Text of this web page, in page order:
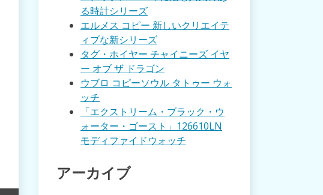
る時計シリーズ
エルメス コピー 新しいクリエイテ
ィブな新シリーズ
タグ・ホイヤー チャイニーズ イヤ
ー オブ ザ ドラゴン
ウブロ コピーソウル タトゥー ウォ
ッチ
「エクストリーム・ブラック・ウ
ォーター・ゴースト」126610LN
モディファイドウォッチ
アーカイブ